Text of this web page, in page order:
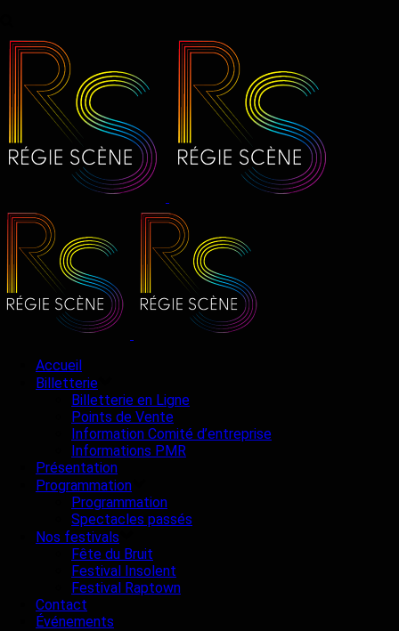
Accueil
Billetterie
Billetterie en Ligne
Points de Vente
Information Comité d’entreprise
Informations PMR
Présentation
Programmation
Programmation
Spectacles passés
Nos festivals
Fête du Bruit
Festival Insolent
Festival Raptown
Contact
Événements